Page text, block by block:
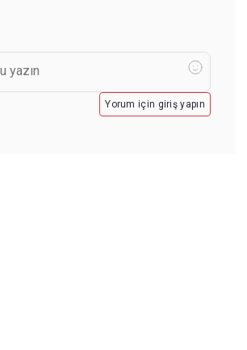
Yorum için giriş yapın